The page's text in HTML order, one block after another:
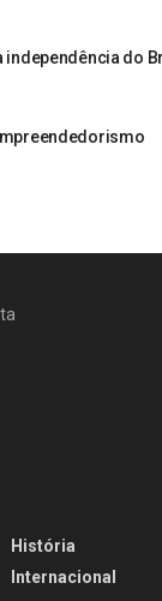
independência do
História
Internacional